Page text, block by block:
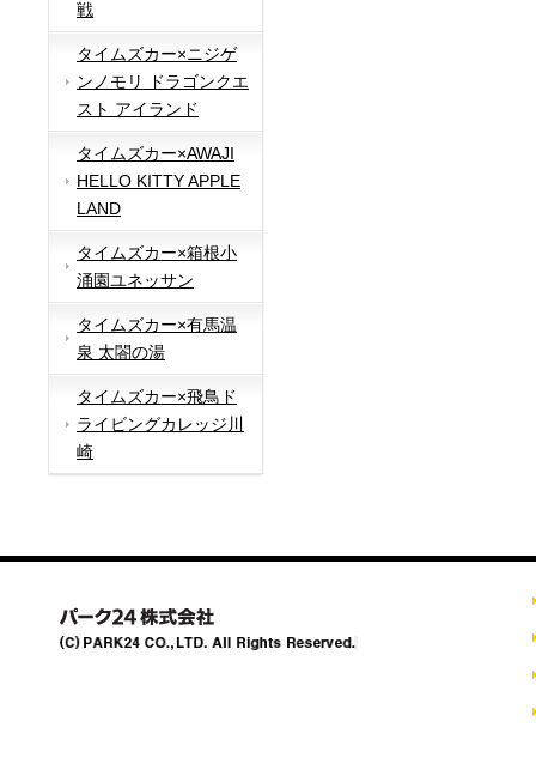
戦
タイムズカー×ニジゲ
ンノモリ ドラゴンクエ
スト アイランド
タイムズカー×AWAJI
HELLO KITTY APPLE
LAND
タイムズカー×箱根小
涌園ユネッサン
タイムズカー×有馬温
泉 太閤の湯
タイムズカー×飛鳥ド
ライビングカレッジ川
崎